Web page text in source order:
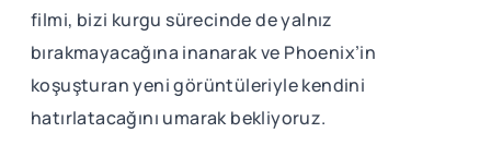
filmi, bizi kurgu sürecinde de yalnız
bırakmayacağına inanarak ve Phoenix’in
koşuşturan yeni görüntüleriyle kendini
hatırlatacağını umarak bekliyoruz.